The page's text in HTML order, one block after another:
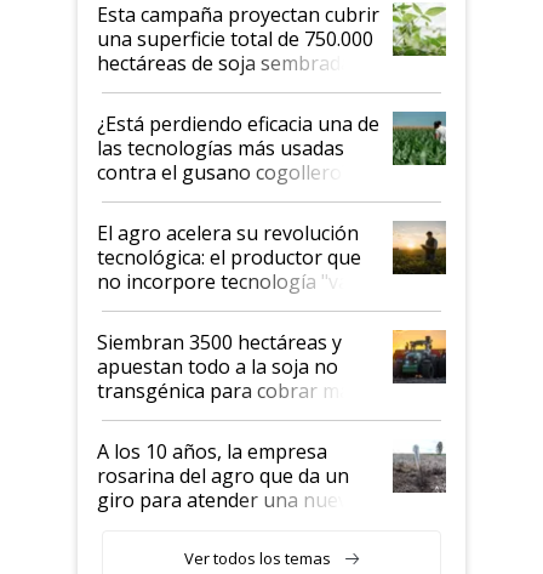
Esta campaña proyectan cubrir
una superficie total de 750.000
hectáreas de soja sembradas
con una nueva generación de
variedades que marcan un
salto tecnológico en genética y
rendimiento
¿Está perdiendo eficacia una de
las tecnologías más usadas
contra el gusano cogollero? El
desafío de una tecnología clave
El agro acelera su revolución
tecnológica: el productor que
no incorpore tecnología "va a
perder el tren"
Siembran 3500 hectáreas y
apuestan todo a la soja no
transgénica para cobrar más
por tonelada: compraron un
semillero
A los 10 años, la empresa
rosarina del agro que da un
giro para atender una nueva
Ver todos los temas